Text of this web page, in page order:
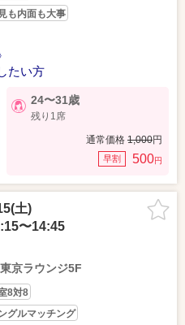
も内面も大事
たい方
24〜31歳
残り1席
通常価格 1,000円
早割 500円
土)
〜14:45
東京ラウンジ5F
8対8
グルマッチング